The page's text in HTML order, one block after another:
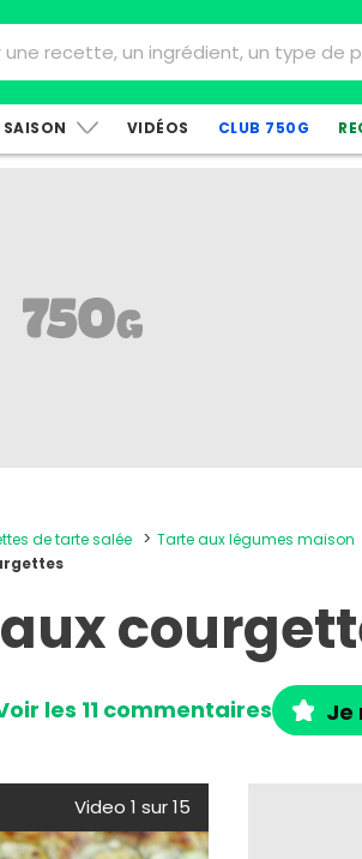
VIDÉOS CLUB 750G
de tarte salée
Tarte aux légumes maison
les 11 commentaires Je
Video 1 sur 15